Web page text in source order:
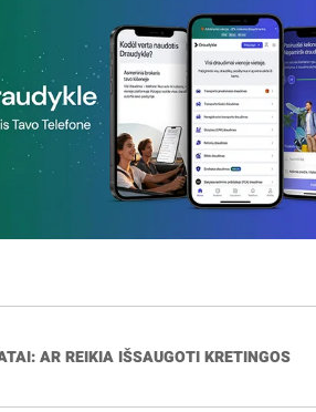
AR REIKIA IŠSAUGOTI KRETINGOS